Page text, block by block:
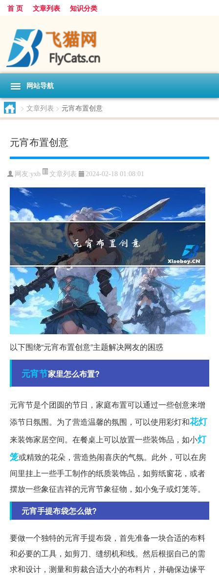
首 页 文章列表 知识分类
网站导航
> 文章列表 > 元宵布置创意
元宵布置创意
网友:yxb 文章列表 2024-02-18 01:08:01
以下围绕“元宵布置创意”主题解决网友的困惑
元宵节家里怎么布置?
元宵节是个团圆的节日，家庭布置可以通过一些创意来增
添节日氛围。为了营造温馨的氛围，可以使用彩灯和花灯
来装饰家居空间。在餐桌上可以放置一些装饰品，如小灯
笼或精致的花朵，营造热闹喜庆的气氛。此外，可以在房
间里挂上一些手工制作的纸质装饰品，如剪纸窗花，或者
摆放一些象征吉祥的元宵节象征物，如小兔子或灯笼等。
元宵手提布袋怎么做?
要做一个独特的元宵手提布袋，首先准备一块合适的布料
和必要的工具，如剪刀、缝纫机和线。然后根据自己的需
求和设计，测量和剪裁合适大小的布料片，并确保边缘平